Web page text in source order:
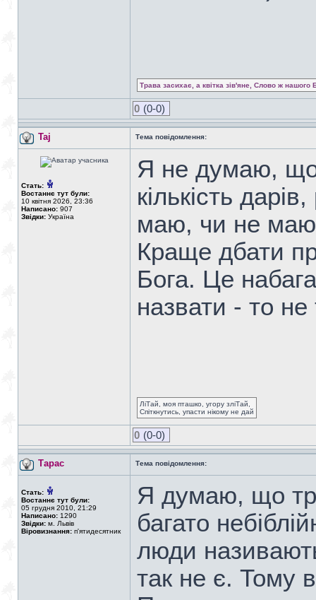
Трава засихає, а квітка зів'яне, Слово ж нашого
0 (0-0)
Taj Тема повідомлення:
Стать:
Востаннє тут були:
10 квітня 2026, 23:36
Написано: 907
Звідки: Україна
Я не думаю, що
кількість
маю, чи не маю,
Краще дбати
Бога. Це
назвати - то
ЛіТай, моя пташко, угору зліТай,
Спіткнутись, упасти нікому не дай
0 (0-0)
Тарас Тема повідомлення:
Стать:
Востаннє тут були:
05 грудня 2010, 21:29
Написано: 1290
Звідки: м. Львів
Віровизнання: п'ятидесятник
Я думаю, що
багато
люди
так не є. Тому